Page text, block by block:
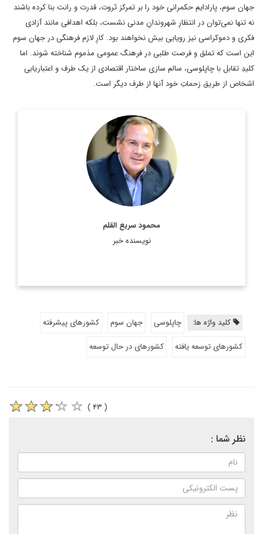
جهان سوم، پارادایم حکمرانی خود را بر تمرکز ثروت، قدرت و رانت بنا کرده باشند
نه تنها نمی‌توان در انتظارِ شهروندانِ مدنی نشست، بلکه اهدافی مانند آزادی
فکری و دموکراسی نیز رویایی بیش نخواهند بود. کارِ لازم فرهنگی در جهان سوم
این است که تملق و فرصت طلبی در فرهنگ عمومی مذموم شناخته شوند. اما
کلیدِ تقابل با چاپلوسی، سالم سازی ساختار اقتصادی از یک طرف و اعتباریابی
اشخاص از طریق زحماتِ خود آنها از طرف دیگر است.
محمود سریع القلم
نویسنده خبر
عضو هیئت علمی و استاد دانشگاه شهید بهشتی و کارشناس ارشد
روابط بین‌الملل.
اطلاعات بیشتر
کلید واژه ها: چاپلوسی جهان سوم
کشورهای پیشرفته
کشورهای توسعه یافته
کشورهای در حال توسعه
( ۴۳ )
نظر شما :